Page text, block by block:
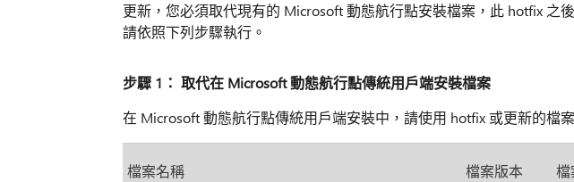
更新，您必須取代現有的 Microsoft 動態航行點安裝檔案，此 hotfix 之
請依照下列步驟執行。
步驟 1： 取代在 Microsoft 動態航行點傳統用戶端安裝檔案
在 Microsoft 動態航行點傳統用戶端安裝中，請使用 hotfix 或更新的檔
檔案名稱 檔案版本 檔